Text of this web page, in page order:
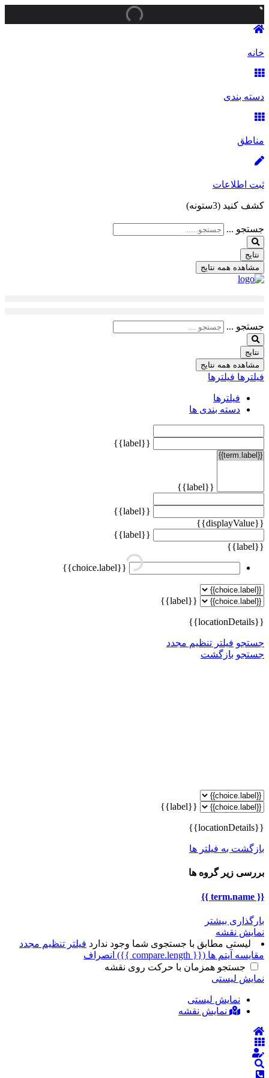
خانه
دسته بندی
مناطق
ثبت اطلاعات
کشف کنید (3ستونه)
جستجو ...
نتایج
مشاهده همه نتایج
جستجو ...
نتایج
مشاهده همه نتایج
فیلترها فیلترها
فیلترها
دسته بندی ها
{{label}}
{{label}}
{{label}}
{{displayValue}}
{{label}}
{{label}}
{{choice.label}}
{{label}}
{{locationDetails}}
جستجو فیلتر تنظیم مجدد
جستجو بازگشت
{{label}}
{{locationDetails}}
بازگشت به فیلتر ها
بررسی زیر گروه ها
{{ term.name }}
بارگذاری بیشتر
نمایش نقشه
لیستی مطابق با جستجوی شما وجود ندارد فیلتر تنظیم مجدد
مقایسه آیتم ها ({{ compare.length }})
انصراف
جستجو همزمان با حرکت روی نقشه
نمایش لیستی
نمایش لیستی
نمایش نقشه